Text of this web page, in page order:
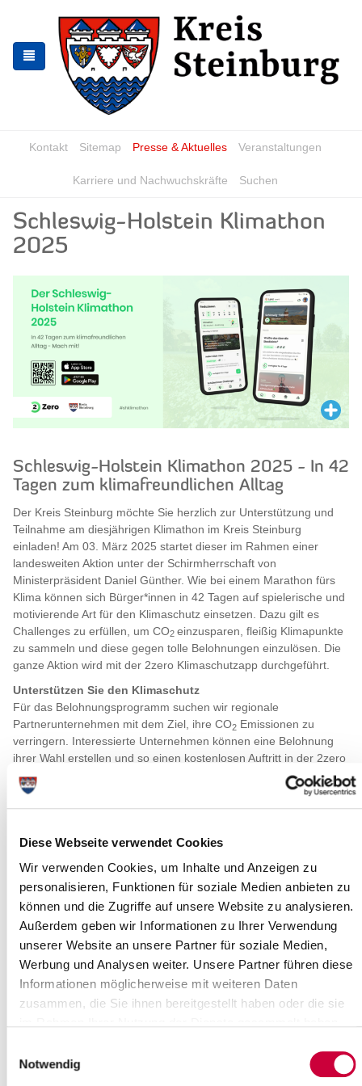
Diese Webseite verwendet Cookies
Wir verwenden Cookies, um Inhalte und Anzeigen zu
personalisieren, Funktionen für soziale Medien anbieten zu
können und die Zugriffe auf unsere Website zu analysieren.
Außerdem geben wir Informationen zu Ihrer Verwendung
unserer Website an unsere Partner für soziale Medien,
Werbung und Analysen weiter. Unsere Partner führen diese
Informationen möglicherweise mit weiteren Daten
zusammen, die Sie ihnen bereitgestellt haben oder die sie
Notwendig
springen
springen
Kontakt Sitemap Presse & Aktuelles Veranstaltungen
Karriere und Nachwuchskräfte Suchen
Schleswig-Holstein Klimathon
2025
Schleswig-Holstein Klimathon 2025 - In 42
Tagen zum klimafreundlichen Alltag
Der Kreis Steinburg möchte Sie herzlich zur Unterstützung und
Teilnahme am diesjährigen Klimathon im Kreis Steinburg
einladen! Am 03. März 2025 startet dieser im Rahmen einer
landesweiten Aktion unter der Schirmherrschaft von
Ministerpräsident Daniel Günther. Wie bei einem Marathon fürs
Klima können sich Bürger*innen in 42 Tagen auf spielerische und
motivierende Art für den Klimaschutz einsetzen. Dazu gilt es
Challenges zu erfüllen, um CO2 einzusparen, fleißig Klimapunkte
zu sammeln und diese gegen tolle Belohnungen einzulösen. Die
ganze Aktion wird mit der 2zero Klimaschutzapp durchgeführt.
Unterstützen Sie den Klimaschutz
Für das Belohnungsprogramm suchen wir regionale
Partnerunternehmen mit dem Ziel, ihre CO2 Emissionen zu
verringern. Interessierte Unternehmen können eine Belohnung
ihrer Wahl erstellen und so einen kostenlosen Auftritt in der 2zero
App und auf der Klimathon Website erhalten. Rabatte,
Gutscheine oder Verlosungen - Sie entscheiden wie Sie
engagierte Bürger*innen belohnen möchten. Durch Ihre
machen und neue, klimabewusste Kund*innen gewinnen.
Belohnungen erstellen!
Starten Sie Ihr Team
Sie möchten als Unternehmen, Verein, öffentliche Einrichtung,
staatliche Verwaltung oder einfach als Privatperson am Klimathon
teilnehmen? Dann melden Sie sich schon jetzt als Team an und
nehmen ab dem 03. März gemeinsam an den vielfältigen
Challenges in der 2zero App teil. Dabei können Sie Andere für
das Thema sensibilisieren, tolle Belohnungen erhalten, sich mit
anderen Team messen und gegeneinander antreten.
2zero App über QR Code (s. Bild) herunterladen